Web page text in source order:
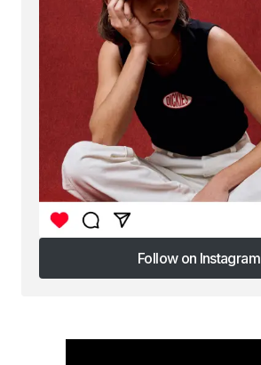
Follow on Instagram
Follow on Instagram